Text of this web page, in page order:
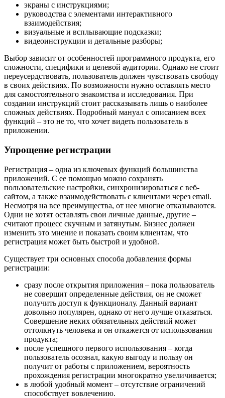
экраны с инструкциями;
руководства с элементами интерактивного
взаимодействия;
визуальные и всплывающие подсказки;
видеоинструкции и детальные разборы;
Выбор зависит от особенностей программного продукта, его
сложности, специфики и целевой аудитории. Однако не стоит
переусердствовать, пользователь должен чувствовать свободу
в своих действиях. По возможности нужно оставлять место
для самостоятельного знакомства и исследования. При
создании инструкций стоит рассказывать лишь о наиболее
сложных действиях. Подробный мануал с описанием всех
функций – это не то, что хочет видеть пользователь в
приложении.
Упрощение регистрации
Регистрация – одна из ключевых функций большинства
приложений. С ее помощью можно сохранять
пользовательские настройки, синхронизироваться с веб-
сайтом, а также взаимодействовать с клиентами через email.
Несмотря на все преимущества, от нее многие отказываются.
Одни не хотят оставлять свои личные данные, другие –
считают процесс скучным и затянутым. Бизнес должен
изменить это мнение и показать своим клиентам, что
регистрация может быть быстрой и удобной.
Существует три основных способа добавления формы
регистрации:
сразу после открытия приложения – пока пользователь
не совершит определенные действия, он не сможет
получить доступ к функционалу. Данный вариант
довольно популярен, однако от него лучше отказаться.
Совершение неких обязательных действий может
оттолкнуть человека и он откажется от использования
продукта;
после успешного первого использования – когда
пользователь осознал, какую выгоду и пользу он
получит от работы с приложением, вероятность
прохождения регистрации многократно увеличивается;
в любой удобный момент – отсутствие ограничений
способствует вовлечению.